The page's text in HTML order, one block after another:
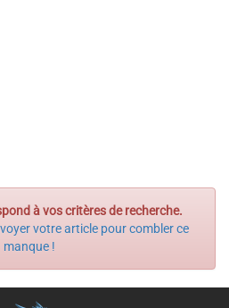
à vos critères de recherche.
votre article pour combler ce
manque !